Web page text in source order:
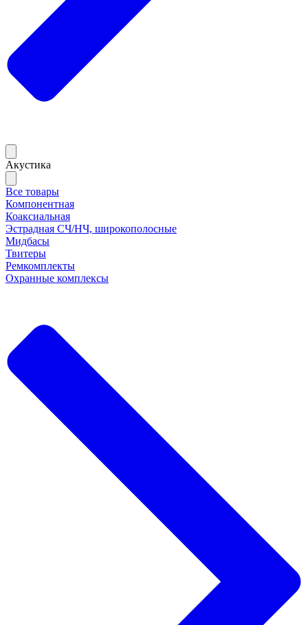
Акустика
Все товары
Компонентная
Коаксиальная
Эстрадная СЧ/НЧ, широкополосные
Мидбасы
Твитеры
Ремкомплекты
Охранные комплексы